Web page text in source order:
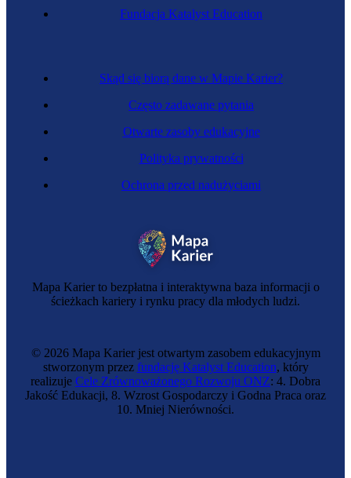
Zawód regulowany
Zawód regulowany
Endokrynolożka
Mapa Karier to bezpłatna i interaktywna baza informacji o
ścieżkach kariery i rynku pracy dla młodych ludzi.
Skąd się biorą dane w Mapie Karier?
Często zadawane pytania
Otwarte zasoby edukacyjne
Polityka prywatności
Ochrona przed nadużyciami
Fundacja Katalyst Education
© 2026 Mapa Karier jest otwartym zasobem edukacyjnym
stworzonym przez fundację Katalyst Education, który
realizuje Cele Zrównoważonego Rozwoju ONZ: 4. Dobra
Jakość Edukacji, 8. Wzrost Gospodarczy i Godna Praca oraz
10. Mniej Nierówności.